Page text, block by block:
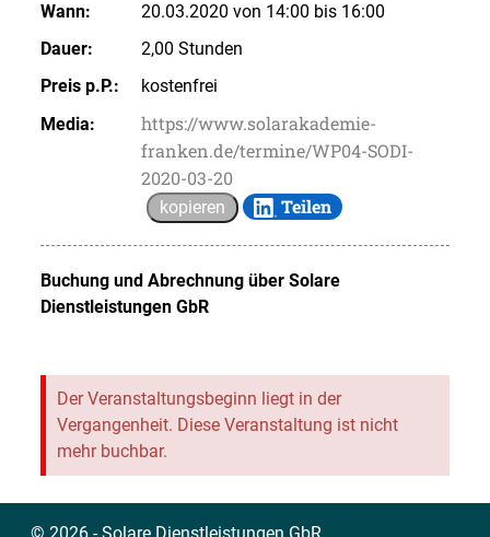
Wann:
20.03.2020 von 14:00 bis 16:00
Dauer:
2,00 Stunden
Preis p.P.:
kostenfrei
Media:
https://www.solarakademie-
franken.de/termine/WP04-SODI-
2020-03-20
kopieren Teilen
Buchung und Abrechnung über Solare
Dienstleistungen GbR
Der Veranstaltungsbeginn liegt in der
Vergangenheit. Diese Veranstaltung ist nicht
mehr buchbar.